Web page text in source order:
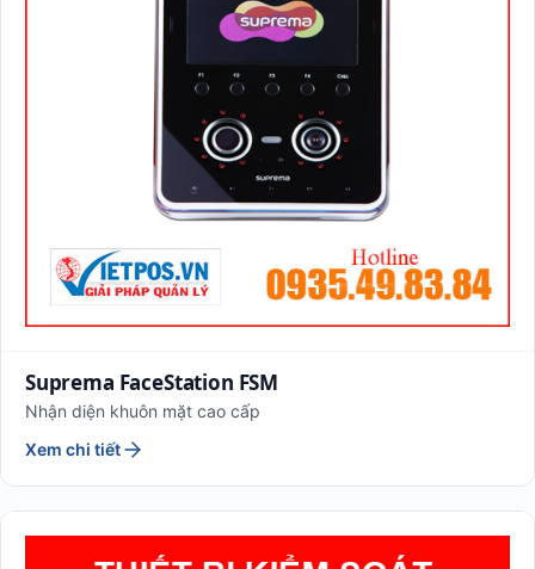
Suprema FaceStation FSM
Nhận diện khuôn mặt cao cấp
Xem chi tiết